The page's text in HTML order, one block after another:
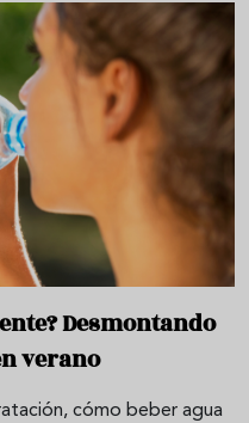
Desmontando
verano
cómo beber agua